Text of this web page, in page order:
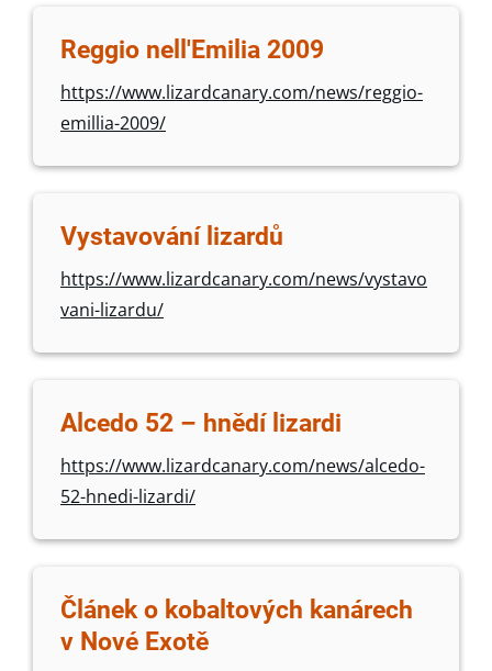
Reggio nell'Emilia 2009
https://www.lizardcanary.com/news/reggio-
emillia-2009/
Vystavování lizardů
https://www.lizardcanary.com/news/vystavo
vani-lizardu/
Alcedo 52 – hnědí lizardi
https://www.lizardcanary.com/news/alcedo-
52-hnedi-lizardi/
Článek o kobaltových kanárech
v Nové Exotě